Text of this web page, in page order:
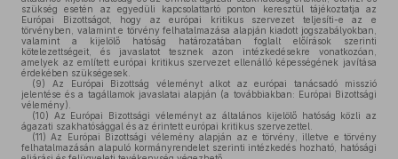
szükség esetén az egyedüli kapcsolattartó ponton keresztül tájékoztatja az
Európai Bizottságot, hogy az európai kritikus szervezet teljesíti-e az e
törvényben, valamint e törvény felhatalmazása alapján kiadott jogszabályokban,
valamint a kijelölő hatóság határozatában foglalt előírások szerinti
kötelezettségeit, és javaslatot tesznek azon intézkedésekre vonatkozóan,
amelyek az említett európai kritikus szervezet ellenálló képességének javítása
érdekében szükségesek.
(9) Az Európai Bizottság véleményt alkot az európai tanácsadó misszió
jelentése és a tagállamok javaslatai alapján (a továbbiakban: Európai Bizottsági
vélemény).
(10) Az Európai Bizottsági véleményt az általános kijelölő hatóság közli az
ágazati szakhatósággal és az érintett európai kritikus szervezettel.
(11) Az Európai Bizottsági vélemény alapján az e törvény, illetve e törvény
felhatalmazásán alapuló kormányrendelet szerinti intézkedés hozható, hatósági